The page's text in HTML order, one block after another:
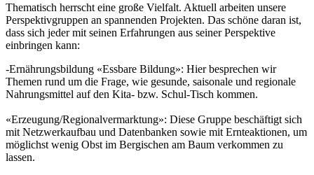
Thematisch herrscht eine große Vielfalt. Aktuell arbeiten unsere
Perspektivgruppen an spannenden Projekten. Das schöne daran ist,
dass sich jeder mit seinen Erfahrungen aus seiner Perspektive
einbringen kann:
-Ernährungsbildung «Essbare Bildung»: Hier besprechen wir
Themen rund um die Frage, wie gesunde, saisonale und regionale
Nahrungsmittel auf den Kita- bzw. Schul-Tisch kommen.
«Erzeugung/Regionalvermarktung»: Diese Gruppe beschäftigt sich
mit Netzwerkaufbau und Datenbanken sowie mit Ernteaktionen, um
möglichst wenig Obst im Bergischen am Baum verkommen zu
lassen.